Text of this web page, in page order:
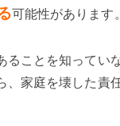
可能性があります。
ることを知ってい
、家庭を壊した責